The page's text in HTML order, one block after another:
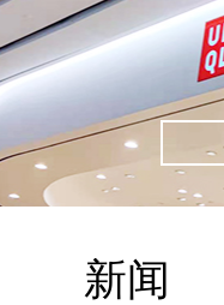
新闻